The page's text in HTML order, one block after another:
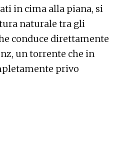
in cima alla piana, si
naturale tra gli
conduce direttamente
un torrente che in
privo